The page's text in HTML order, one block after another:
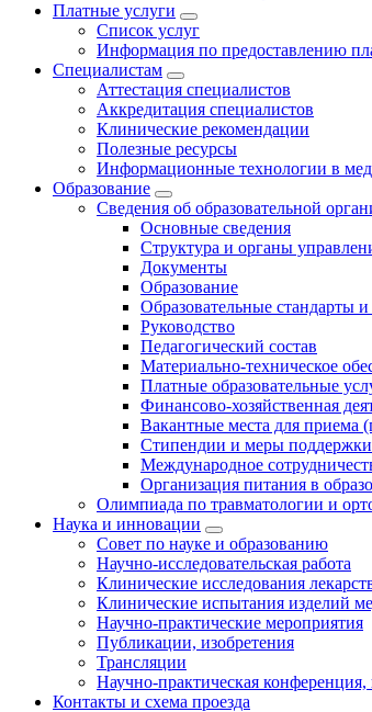
Платные услуги
Список услуг
Информация по предоставлению
Специалистам
Аттестация специалистов
Аккредитация специалистов
Клинические рекомендации
Полезные ресурсы
Информационные технологии в
Образование
Сведения об образовательной
Основные сведения
Структура и органы
Документы
Образование
Образовательные стандарты
Руководство
Педагогический состав
Материально-техническое
Платные образовательные
Финансово-хозяйственная
Вакантные места для приема
Стипендии и меры
Международное
Организация питания в
Олимпиада по травматологии и
Наука и инновации
Совет по науке и образованию
Научно-исследовательская работа
Клинические исследования
Клинические испытания изделий
Научно-практические мероприятия
Публикации, изобретения
Трансляции
Научно-практическая
Контакты и схема проезда